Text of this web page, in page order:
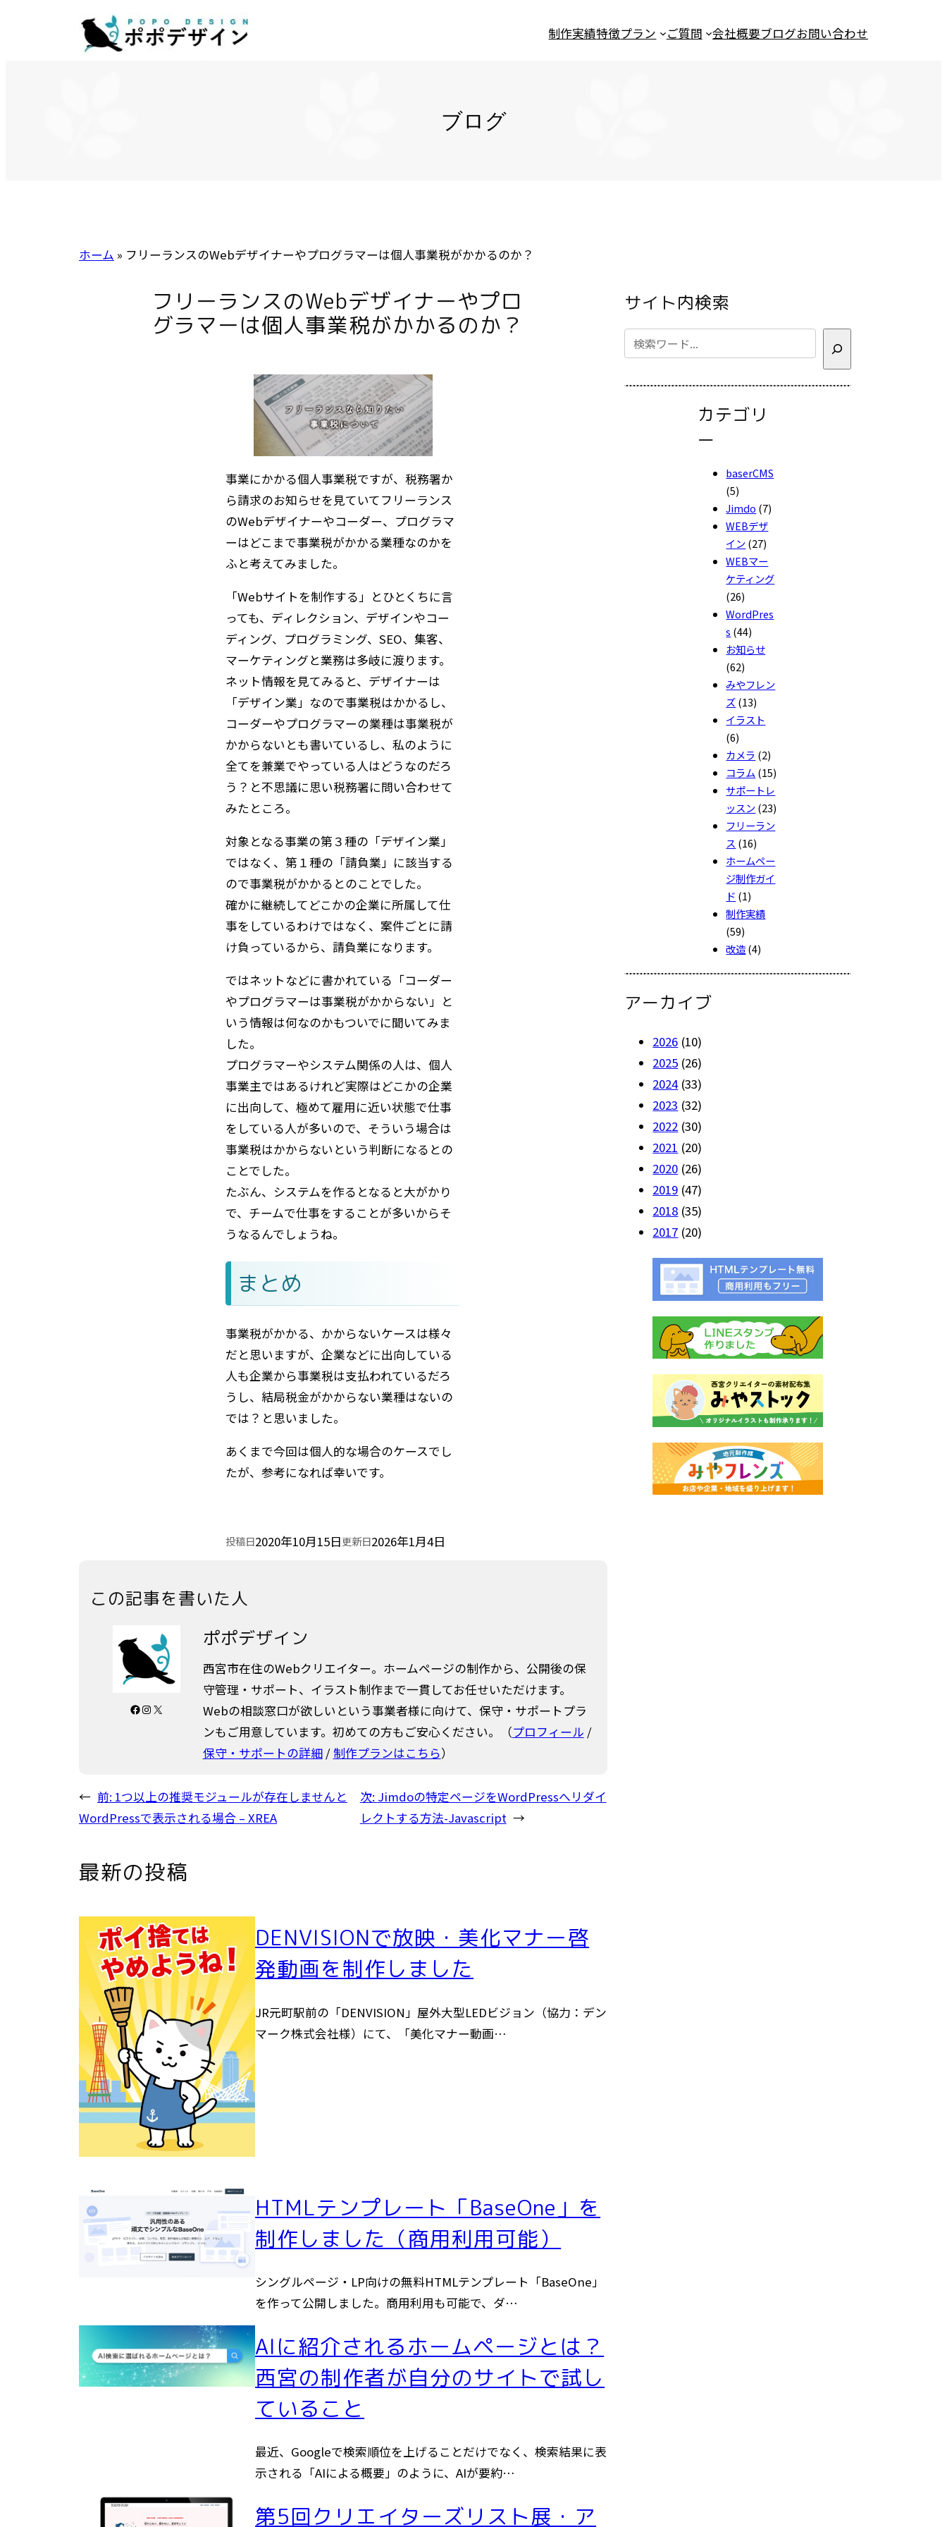
制作実績特徴プラン ご質問 会社概要ブログお問い合わせ
ブログ
ホーム » フリーランスのWebデザイナーやプログラマーは個人事業税がかかるのか？
フリーランスのWebデザイナーやプロ
グラマーは個人事業税がかかるのか？
事業にかかる個人事業税ですが、税務署か
ら請求のお知らせを見ていてフリーランス
のWebデザイナーやコーダー、プログラマ
ーはどこまで事業税がかかる業種なのかを
ふと考えてみました。
「Webサイトを制作する」とひとくちに言
っても、ディレクション、デザインやコー
ディング、プログラミング、SEO、集客、
マーケティングと業務は多岐に渡ります。
ネット情報を見てみると、デザイナーは
「デザイン業」なので事業税はかかるし、
コーダーやプログラマーの業種は事業税が
かからないとも書いているし、私のように
全てを兼業でやっている人はどうなのだろ
う？と不思議に思い税務署に問い合わせて
みたところ。
対象となる事業の第３種の「デザイン業」
ではなく、第１種の「請負業」に該当する
ので事業税がかかるとのことでした。
確かに継続してどこかの企業に所属して仕
事をしているわけではなく、案件ごとに請
け負っているから、請負業になります。
ではネットなどに書かれている「コーダー
やプログラマーは事業税がかからない」と
いう情報は何なのかもついでに聞いてみま
した。
プログラマーやシステム関係の人は、個人
事業主ではあるけれど実際はどこかの企業
に出向して、極めて雇用に近い状態で仕事
をしている人が多いので、そういう場合は
事業税はかからないという判断になるとの
ことでした。
たぶん、システムを作るとなると大がかり
で、チームで仕事をすることが多いからそ
うなるんでしょうね。
まとめ
事業税がかかる、かからないケースは様々
だと思いますが、企業などに出向している
人も企業から事業税は支払われているだろ
うし、結局税金がかからない業種はないの
では？と思いました。
あくまで今回は個人的な場合のケースでし
たが、参考になれば幸いです。
投稿日2020年10月15日更新日2026年1月4日
この記事を書いた人
Facebook InstagramX
ポポデザイン
西宮市在住のWebクリエイター。ホームページの制作から、公開後の保
守管理・サポート、イラスト制作まで一貫してお任せいただけます。
Webの相談窓口が欲しいという事業者様に向けて、保守・サポートプラ
ンもご用意しています。初めての方もご安心ください。（プロフィール /
保守・サポートの詳細/ 制作プランはこちら）
← 前: 1つ以上の推奨モジュールが存在しませんと
WordPressで表示される場合 – XREA
次: Jimdoの特定ページをWordPressへリダイ
レクトする方法-Javascript →
最新の投稿
DENVISIONで放映・美化マナー啓
発動画を制作しました
JR元町駅前の「DENVISION」屋外大型LEDビジョン（協力：デン
マーク株式会社様）にて、「美化マナー動画…
HTMLテンプレート「BaseOne」を
制作しました（商用利用可能）
シングルページ・LP向けの無料HTMLテンプレート「BaseOne」
を作って公開しました。商用利用も可能で、ダ…
AIに紹介されるホームページとは？
西宮の制作者が自分のサイトで試し
ていること
最近、Googleで検索順位を上げることだけでなく、検索結果に表
示される「AIによる概要」のように、AIが要約…
第5回クリエイターズリスト展・ア
サイト内検索
検
索
カテゴリ
ー
baserCMS
(5)
Jimdo (7)
WEBデザ
イン (27)
WEBマー
ケティング
(26)
WordPres
s (44)
お知らせ
(62)
みやフレン
ズ(13)
イラスト
(6)
カメラ (2)
コラム(15)
サポートレ
ッスン (23)
フリーラン
ス (16)
ホームペー
ジ制作ガイ
ド (1)
制作実績
(59)
改造(4)
アーカイブ
2026 (10)
2025 (26)
2024(33)
2023 (32)
2022 (30)
2021 (20)
2020 (26)
2019 (47)
2018 (35)
2017 (20)